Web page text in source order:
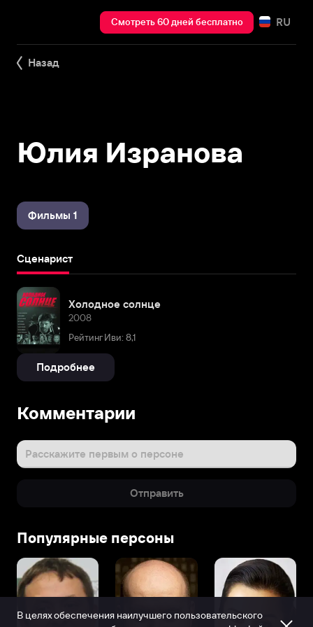
Смотреть 60 дней бесплатно RU
Назад
Юлия Изранова
Фильмы 1
Сценарист
Холодное солнце
2008
Рейтинг Иви: 8,1
Подробнее
Комментарии
Расскажите первым о персоне
Отправить
Популярные персоны
В целях обеспечения наилучшего пользовательского